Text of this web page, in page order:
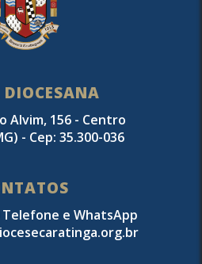
DIOCESANA
Alvim, 156 - Centro
- Cep: 35.300-036
Telefone e WhatsApp